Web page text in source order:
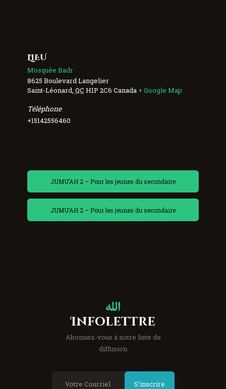
LIEU
Mosquée Badr
8625 Boulevard Langelier
Saint-Léonard QC H1P 2C6 Canada + Google Map
Téléphone
+15142556460
JUMU’AH 2 – Pour les jeunes du secondaire
JUMU’AH 2 – Pour les jeunes du secondaire
Infolettre
Abonnez-vous à notre liste de
diffusion
S'inscrire